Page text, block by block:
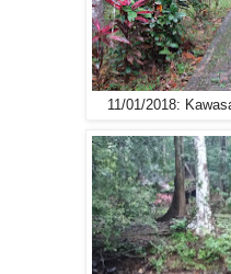
11/01/2018: